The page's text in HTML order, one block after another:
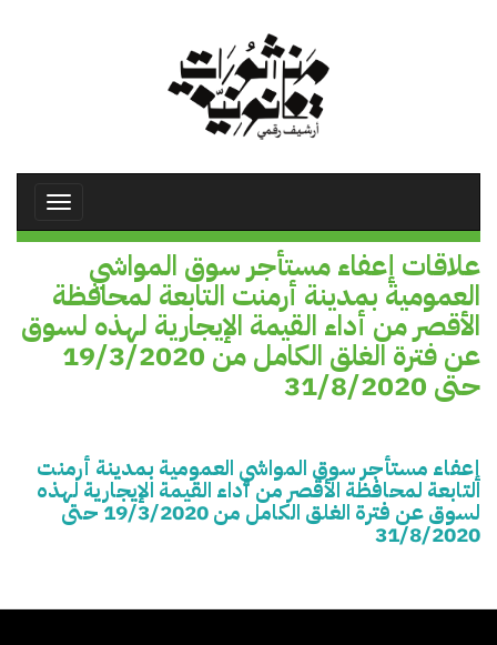
Toggle
علاقات إعفاء مستأجر سوق المواشي
العمومية بمدينة أرمنت التابعة لمحافظة
الأقصر من أداء القيمة الإيجارية لهذه لسوق
عن فترة الغلق الكامل من 19/3/2020
حتى 31/8/2020
إعفاء مستأجر سوق المواشي العمومية بمدينة أرمنت
التابعة لمحافظة الأقصر من أداء القيمة الإيجارية لهذه
لسوق عن فترة الغلق الكامل من 19/3/2020 حتى
31/8/2020